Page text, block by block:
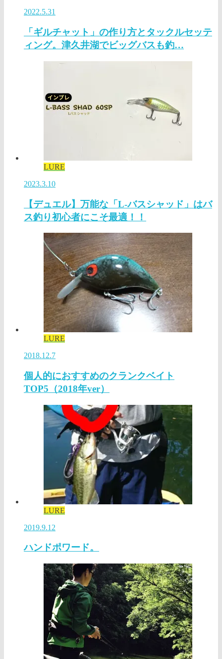
2022.5.31
「ギルチャット」の作り方とタックルセッテ
ィング。津久井湖でビッグバスも釣…
LURE
2023.3.10
【デュエル】万能な「L-バスシャッド」はバ
ス釣り初心者にこそ最適！！
LURE
2018.12.7
個人的におすすめのクランクベイト
TOP5（2018年ver）
LURE
2019.9.12
ハンドポワード。